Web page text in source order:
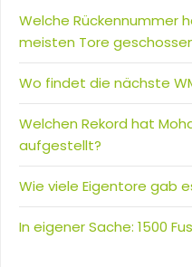
Welche Rückennummer
meisten Tore
Wo findet die nächste
Welchen Rekord hat
aufgestellt?
Wie viele Eigentore gab
In eigener Sache: 1500